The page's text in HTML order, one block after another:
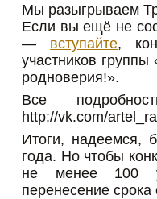
Мы разыгрываем
Если вы ещё не
— вступайте,
участников
родноверия!».
Все
http://vk.com/
Итоги, надеемся,
года. Но чтобы
не менее 100
перенесение срока